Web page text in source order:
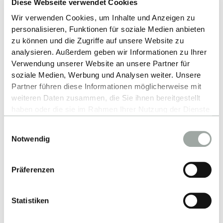
Diese Webseite verwendet Cookies
Wir verwenden Cookies, um Inhalte und Anzeigen zu
personalisieren, Funktionen für soziale Medien anbieten
zu können und die Zugriffe auf unsere Website zu
analysieren. Außerdem geben wir Informationen zu Ihrer
Verwendung unserer Website an unsere Partner für
soziale Medien, Werbung und Analysen weiter. Unsere
Partner führen diese Informationen möglicherweise mit
weiteren Daten zusammen, die Sie ihnen bereitgestellt
Alles zum Thema Cookies und personenbezogene
Datenverarbeitung entnehmen Sie unserer
Notwendig
Präferenzen
Statistiken
zugleich frühzeitig praktische Erfahrungen
und internationale Perspektiven erwerben
können.“
Die Kommentare der ESB-Studierenden aus der
CHE-Befragung spiegeln das treffend wider:
„Sehr praxisbezogene Kurse. Insbesondere
die Kurse mit Dozenten aus Unternehmen mit
„Durch die kleinen Klassen ist ein Austausch
profitiert, da eigene Interessen in den